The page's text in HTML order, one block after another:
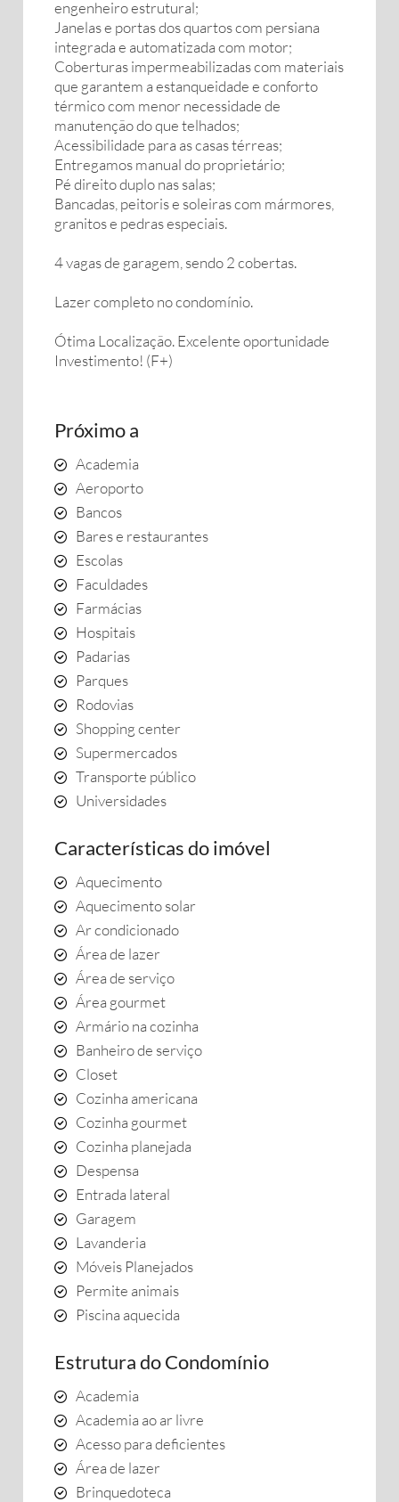
engenheiro estrutural;
Janelas e portas dos quartos com persiana
integrada e automatizada com motor;
Coberturas impermeabilizadas com materiais
que garantem a estanqueidade e conforto
térmico com menor necessidade de
manutenção do que telhados;
Acessibilidade para as casas térreas;
Entregamos manual do proprietário;
Pé direito duplo nas salas;
Bancadas, peitoris e soleiras com mármores,
granitos e pedras especiais.
4 vagas de garagem, sendo 2 cobertas.
Lazer completo no condomínio.
Ótima Localização. Excelente oportunidade
Investimento! (F+)
Próximo a
Academia
Aeroporto
Bancos
Bares e restaurantes
Escolas
Faculdades
Farmácias
Hospitais
Padarias
Parques
Rodovias
Shopping center
Supermercados
Transporte público
Universidades
Características do imóvel
Aquecimento
Aquecimento solar
Ar condicionado
Área de lazer
Área de serviço
Área gourmet
Armário na cozinha
Banheiro de serviço
Closet
Cozinha americana
Cozinha gourmet
Cozinha planejada
Despensa
Entrada lateral
Garagem
Lavanderia
Móveis Planejados
Permite animais
Piscina aquecida
Estrutura do Condomínio
Academia
Academia ao ar livre
Acesso para deficientes
Área de lazer
Brinquedoteca